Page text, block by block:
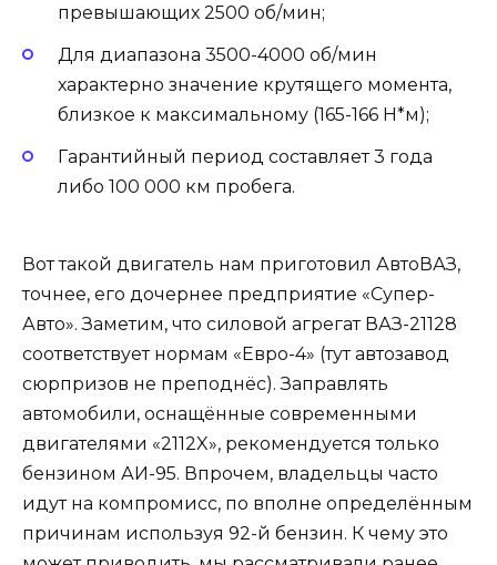
превышающих 2500 об/мин;
Для диапазона 3500-4000 об/мин
характерно значение крутящего момента,
близкое к максимальному (165-166 Н*м);
Гарантийный период составляет 3 года
либо 100 000 км пробега.
Вот такой двигатель нам приготовил АвтоВАЗ,
точнее, его дочернее предприятие «Супер-
Авто». Заметим, что силовой агрегат ВАЗ-21128
соответствует нормам «Евро-4» (тут автозавод
сюрпризов не преподнёс). Заправлять
автомобили, оснащённые современными
двигателями «2112X», рекомендуется только
бензином АИ-95. Впрочем, владельцы часто
идут на компромисс, по вполне определённым
причинам используя 92-й бензин. К чему это